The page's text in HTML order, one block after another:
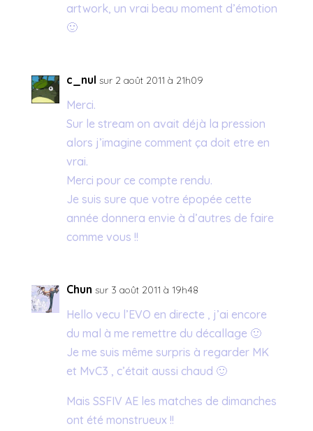
artwork, un vrai beau moment d’émotion
🙂
c_nul sur 2 août 2011 à 21h09
Merci.
Sur le stream on avait déjà la pression
alors j’imagine comment ça doit etre en
vrai.
Merci pour ce compte rendu.
Je suis sure que votre épopée cette
année donnera envie à d’autres de faire
comme vous !!
Chun sur 3 août 2011 à 19h48
Hello vecu l’EVO en directe , j’ai encore
du mal à me remettre du décallage 🙂
Je me suis même surpris à regarder MK
et MvC3 , c’était aussi chaud 🙂
Mais SSFIV AE les matches de dimanches
ont été monstrueux !!